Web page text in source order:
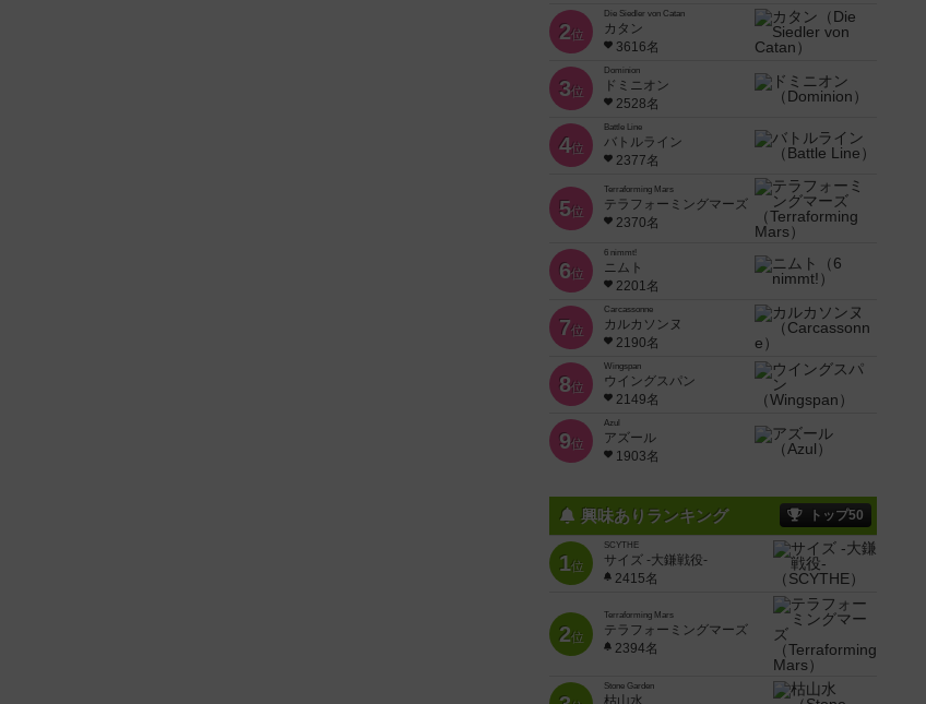
2位
Die Siedler von Catan
カタン
3616名
3位
Dominion
ドミニオン
2528名
4位
Battle Line
バトルライン
2377名
5位
Terraforming Mars
テラフォーミングマーズ
2370名
6位
6 nimmt!
ニムト
2201名
7位
Carcassonne
カルカソンヌ
2190名
8位
Wingspan
ウイングスパン
2149名
9位
Azul
アズール
1903名
興味ありランキング トップ50
1位
SCYTHE
サイズ -大鎌戦役-
2415名
2位
Terraforming Mars
テラフォーミングマーズ
2394名
Stone Garden
枯山水